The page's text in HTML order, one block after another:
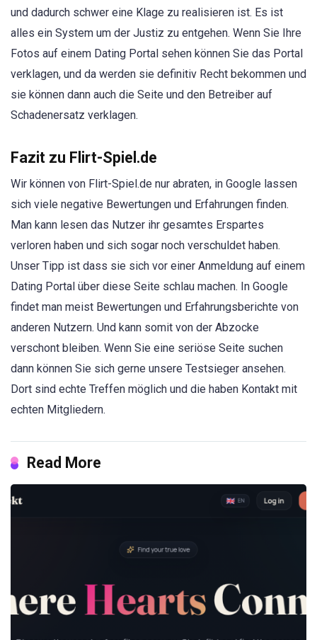
und dadurch schwer eine Klage zu realisieren ist. Es ist
alles ein System um der Justiz zu entgehen. Wenn Sie Ihre
Fotos auf einem Dating Portal sehen können Sie das Portal
verklagen, und da werden sie definitiv Recht bekommen und
sie können dann auch die Seite und den Betreiber auf
Schadenersatz verklagen.
Fazit zu Flirt-Spiel.de
Wir können von Flirt-Spiel.de nur abraten, in Google lassen
sich viele negative Bewertungen und Erfahrungen finden.
Man kann lesen das Nutzer ihr gesamtes Erspartes
verloren haben und sich sogar noch verschuldet haben.
Unser Tipp ist dass sie sich vor einer Anmeldung auf einem
Dating Portal über diese Seite schlau machen. In Google
findet man meist Bewertungen und Erfahrungsberichte von
anderen Nutzern. Und kann somit von der Abzocke
verschont bleiben. Wenn Sie eine seriöse Seite suchen
dann können Sie sich gerne unsere Testsieger ansehen.
Dort sind echte Treffen möglich und die haben Kontakt mit
echten Mitgliedern.
Read More